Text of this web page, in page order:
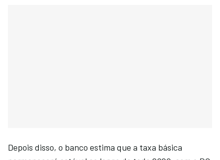
Depois disso, o banco estima que a taxa básica